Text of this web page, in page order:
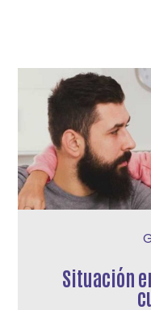
Situación